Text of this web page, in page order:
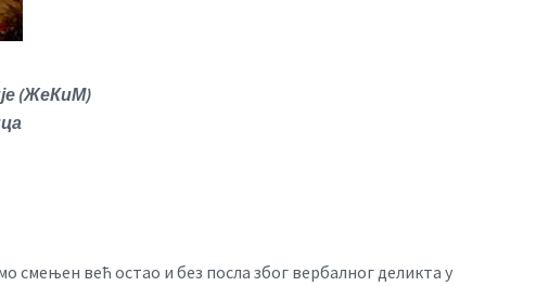
(ЖеКиМ)
смењен већ остао и без посла због вербалног деликта у